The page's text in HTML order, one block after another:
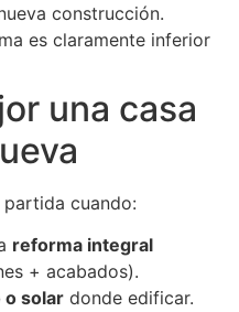
construcción.
es claramente inferior
una casa
cuando:
reforma integral
+ acabados).
solar donde edificar.